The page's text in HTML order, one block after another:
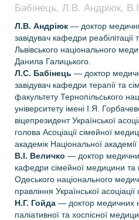
Бабінець, Л.В. Андріюк,
Л.В. Андріюк — доктор
завідувач кафедри
Львівського національного
Данила Галицького.
Л.С. Бабінець — доктор
завідувач кафедри терапії та
факультету Тернопільського
університету імені I.Я.
віцепрезидент Української
голова Асоціації сімейної
академік Національної академії
В.І. Величко — доктор
кафедри сімейної медицини та
Одеського національного
правління Української
Н.Г. Гойда — доктор медичних
паліативної та хоспісної